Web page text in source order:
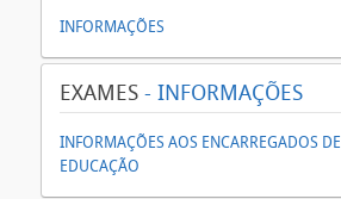
INFORMAÇÕES
EXAMES - INFORMAÇÕES
INFORMAÇÕES AOS ENCARREGADOS DE
EDUCAÇÃO